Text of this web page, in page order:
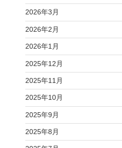
2026年3月
2026年2月
2026年1月
2025年12月
2025年11月
2025年10月
2025年9月
2025年8月